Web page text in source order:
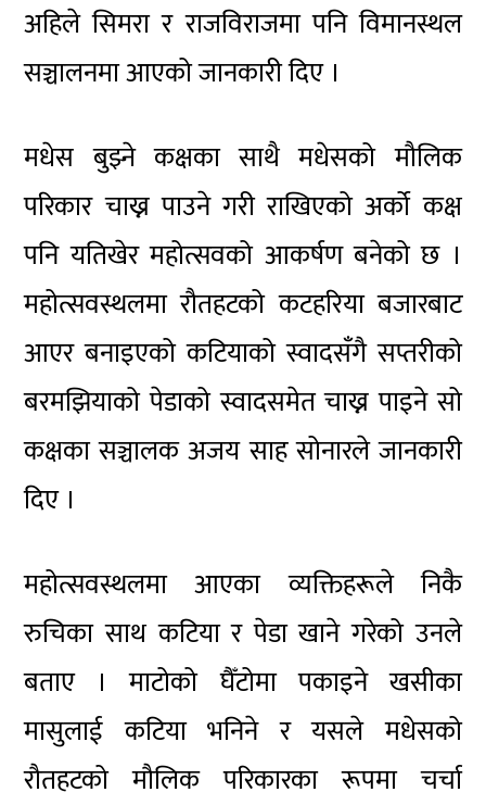
अहिले सिमरा र राजविराजमा पनि विमानस्थल
सञ्चालनमा आएको जानकारी दिए ।
मधेस बुझ्ने कक्षका साथै मधेसको मौलिक
परिकार चाख्न पाउने गरी राखिएको अर्को कक्ष
पनि यतिखेर महोत्सवको आकर्षण बनेको छ ।
महोत्सवस्थलमा रौतहटको कटहरिया बजारबाट
आएर बनाइएको कटियाको स्वादसँगै सप्तरीको
बरमझियाको पेडाको स्वादसमेत चाख्न पाइने सो
कक्षका सञ्चालक अजय साह सोनारले जानकारी
दिए ।
महोत्सवस्थलमा आएका व्यक्तिहरूले निकै
रुचिका साथ कटिया र पेडा खाने गरेको उनले
बताए । माटोको घैँटोमा पकाइने खसीका
मासुलाई कटिया भनिने र यसले मधेसको
रौतहटको मौलिक परिकारका रूपमा चर्चा